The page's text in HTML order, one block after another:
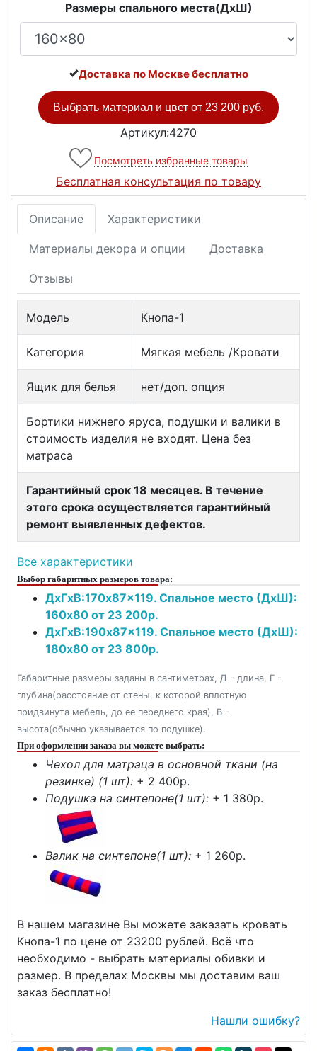
Размеры спального места(ДxШ)
Доставка по Москве бесплатно
Выбрать материал и цвет от 23 200 руб.
Артикул:4270
Посмотреть избранные товары
Бесплатная консультация по товару
Описание Характеристики
Материалы декора и опции Доставка
Отзывы
Модель Кнопа-1
Категория Мягкая мебель /Кровати
Ящик для белья нет/доп. опция
Бортики нижнего яруса, подушки и валики в
стоимость изделия не входят. Цена без
матраса
Гарантийный срок 18 месяцев. В течение
этого срока осуществляется гарантийный
ремонт выявленных дефектов.
Все характеристики
Выбор габаритных размеров товара:
ДxГxВ:170x87x119. Спальное место (ДxШ):
160x80 от 23 200р.
ДxГxВ:190x87x119. Спальное место (ДxШ):
180x80 от 23 800р.
Габаритные размеры заданы в сантиметрах, Д - длина, Г -
глубина(расстояние от стены, к которой вплотную
придвинута мебель, до ее переднего края), В -
высота(обычно указывается по подушке).
При оформлении заказа вы можете выбрать:
Чехол для матраца в основной ткани (на
резинке) (1 шт): + 2 400p.
Подушка на синтепоне(1 шт): + 1 380p.
Валик на синтепоне(1 шт): + 1 260p.
В нашем магазине Вы можете заказать кровать
Кнопа-1 по цене от 23200 рублей. Всё что
необходимо - выбрать материалы обивки и
размер. В пределах Москвы мы доставим ваш
заказ бесплатно!
Нашли ошибку?